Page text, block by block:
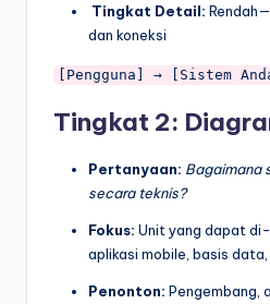
Tingkat Detail:
dan koneksi
Tingkat 2:
Pertanyaan: Bagaimana
secara teknis?
Fokus: Unit yang dapat
aplikasi mobile, basis
Penonton: Pengembang,